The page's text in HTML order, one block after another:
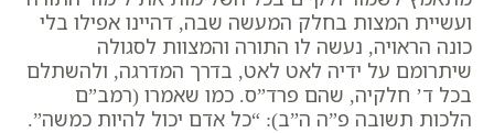
ועשיית המצות בחלק המעשה שבה, דהיינו אפילו בלי
כונה הראויה, נעשה לו התורה והמצוות לסגולה
שיתרומם על ידיה לאט לאט, בדרך המדרגה, ולהשתלם
בכל ד’ חלקיה, שהם פרד”ס. כמו שאמרו (רמב”ם
הלכות תשובה פ”ה ה”ב): “כל אדם יכול להיות כמשה”.